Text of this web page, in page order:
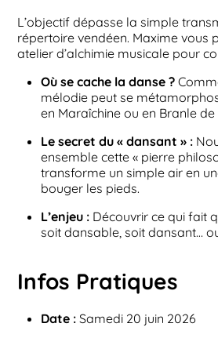
L’objectif dépasse la simple
répertoire vendéen. Maxime vous
atelier d’alchimie musicale pour
Où se cache la danse ?
mélodie peut se
en Maraîchine ou en Branle
Le secret du « dansant » :
ensemble cette « pierre
transforme un simple air en
bouger les pieds.
L’enjeu : Découvrir ce qui fait
soit dansable, soit dansant…
Infos Pratiques
Date : Samedi 20 juin 2026